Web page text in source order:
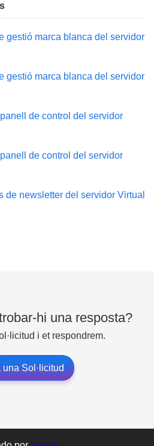
gestió marca blanca del servidor
gestió marca blanca del servidor
de control del servidor
de control del servidor
de newsletter del servidor Virtual
hi una resposta?
i et respondrem.
una Sol·licitud